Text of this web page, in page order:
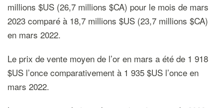
millions $US (26,7 millions $CA) pour le mois de mars
2023 comparé à 18,7 millions $US (23,7 millions $CA)
en mars 2022.
Le prix de vente moyen de l’or en mars a été de 1 918
$US l’once comparativement à 1 935 $US l’once en
mars 2022.